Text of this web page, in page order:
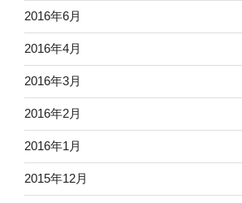
2016年6月
2016年4月
2016年3月
2016年2月
2016年1月
2015年12月